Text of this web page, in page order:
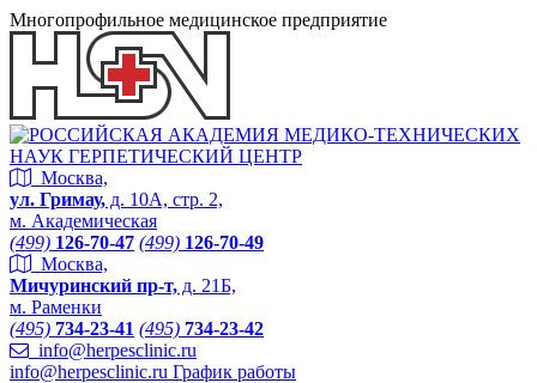
Многопрофильное медицинское предприятие
Москва,
ул. Гримау, д. 10А, стр. 2,
м. Академическая
(499) 126-70-47 (499) 126-70-49
Москва,
Мичуринский пр-т, д. 21Б,
м. Раменки
(495) 734-23-41 (495) 734-23-42
info@herpesclinic.ru
info@herpesclinic.ru График работы